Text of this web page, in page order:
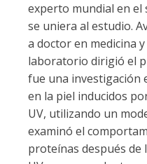
experto mundial en el
se uniera al estudio.
a doctor en medicina
laboratorio dirigió el
fue una investigación
en la piel inducidos
UV, utilizando un
examinó el
proteínas después de